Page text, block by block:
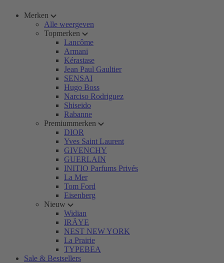
Merken
Alle weergeven
Topmerken
Lancôme
Armani
Kérastase
Jean Paul Gaultier
SENSAI
Hugo Boss
Narciso Rodriguez
Shiseido
Rabanne
Premiummerken
DIOR
Yves Saint Laurent
GIVENCHY
GUERLAIN
INITIO Parfums Privés
La Mer
Tom Ford
Eisenberg
Nieuw
Widian
IRÄYE
NEST NEW YORK
La Prairie
TYPEBEA
Sale & Bestsellers